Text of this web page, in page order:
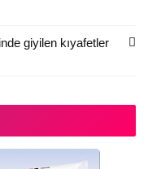
giyilen kıyafetler